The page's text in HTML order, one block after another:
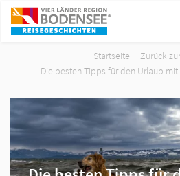
Startseite
Zurück
Die besten Tipps für den Urlaub